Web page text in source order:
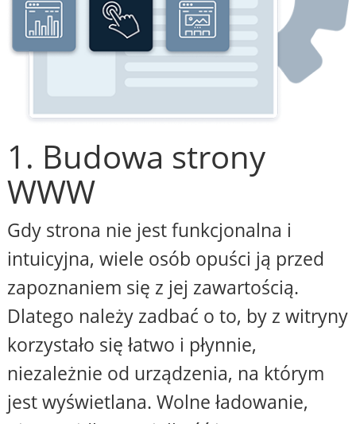
1. Budowa strony
WWW
Gdy strona nie jest funkcjonalna i
intuicyjna, wiele osób opuści ją przed
zapoznaniem się z jej zawartością.
Dlatego należy zadbać o to, by z witryny
korzystało się łatwo i płynnie,
niezależnie od urządzenia, na którym
jest wyświetlana. Wolne ładowanie,